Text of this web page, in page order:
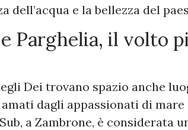
dell’acqua e la bellezza del
Parghelia, il volto
Dei trovano spazio anche
dagli appassionati di mare
a Zambrone, è considerata